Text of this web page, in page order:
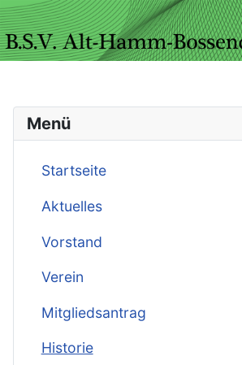
Menü
Startseite
Aktuelles
Vorstand
Verein
Mitgliedsantrag
Historie